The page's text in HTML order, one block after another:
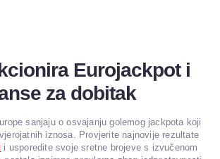
Eurojackpot i
za dobitak
sanjaju o osvajanju golemog jackpota koji
iznosa. Provjerite najnovije rezultate
i usporedite svoje sretne brojeve s izvučenom